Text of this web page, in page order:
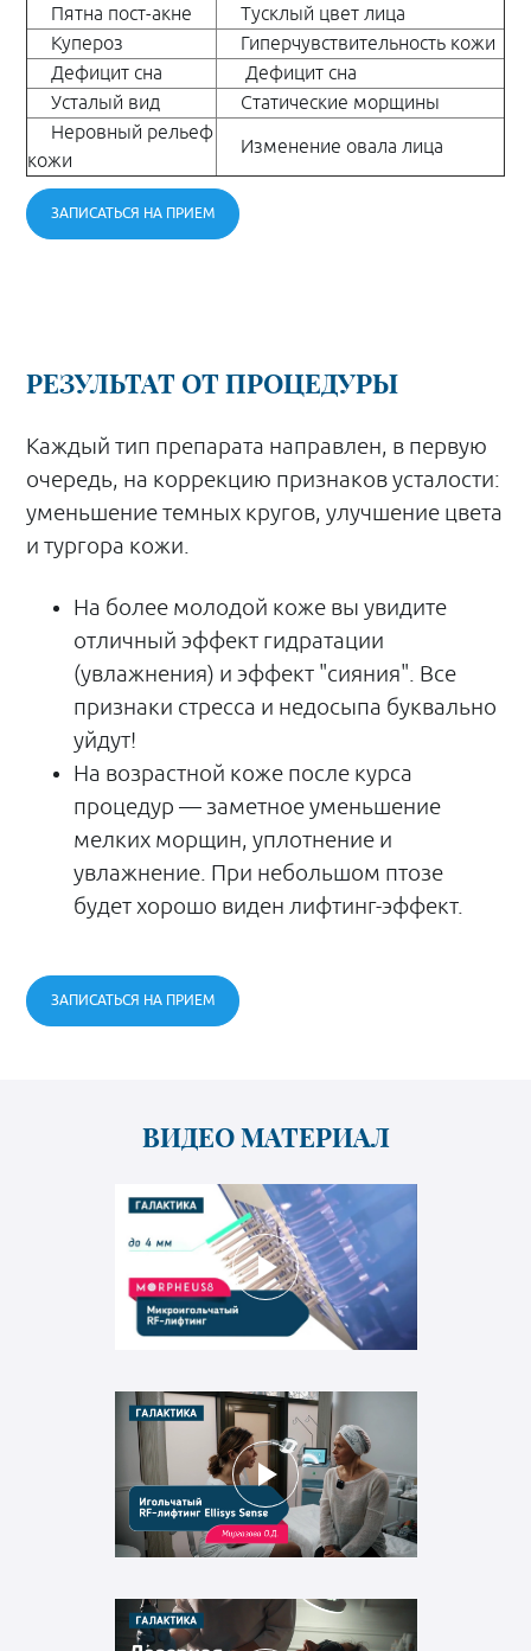
Пятна пост-акне
Тусклый цвет лица
Купероз
Гиперчувствительность кожи
Дефицит сна
Дефицит сна
Усталый вид
Статические морщины
Неровный рельеф
кожи
Изменение овала лица
ЗАПИСАТЬСЯ НА ПРИЕМ
РЕЗУЛЬТАТ ОТ ПРОЦЕДУРЫ
Каждый тип препарата направлен, в первую
очередь, на коррекцию признаков усталости:
уменьшение темных кругов, улучшение цвета
и тургора кожи.
На более молодой коже вы увидите
отличный эффект гидратации
(увлажнения) и эффект "сияния". Все
признаки стресса и недосыпа буквально
уйдут!
На возрастной коже после курса
процедур — заметное уменьшение
мелких морщин, уплотнение и
увлажнение. При небольшом птозе
будет хорошо виден лифтинг-эффект.
ЗАПИСАТЬСЯ НА ПРИЕМ
ВИДЕО МАТЕРИАЛ